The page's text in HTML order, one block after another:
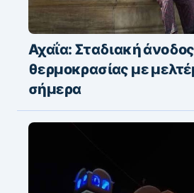
Αχαΐα: Σταδιακή
θερμοκρασίας με
σήμερα